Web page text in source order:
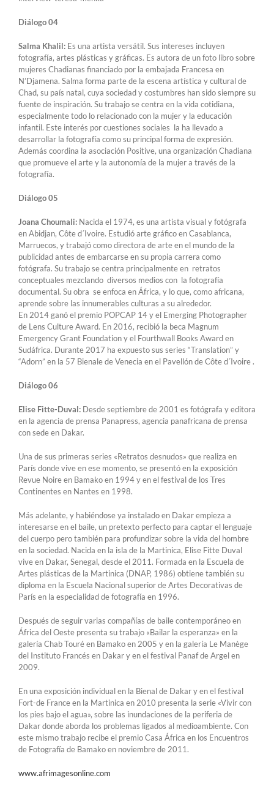
Diálogo 04
Salma Khalil: Es una artista versátil. Sus intereses incluyen
fotografía, artes plásticas y gráficas. Es autora de un foto libro sobre
mujeres Chadianas financiado por la embajada Francesa en
N’Djamena. Salma forma parte de la escena artística y cultural de
Chad, su país natal, cuya sociedad y costumbres han sido siempre su
fuente de inspiración. Su trabajo se centra en la vida cotidiana,
especialmente todo lo relacionado con la mujer y la educación
infantil. Este interés por cuestiones sociales la ha llevado a
desarrollar la fotografía como su principal forma de expresión.
Además coordina la asociación Positive, una organización Chadiana
que promueve el arte y la autonomía de la mujer a través de la
fotografía.
Diálogo 05
Joana Choumali: Nacida el 1974, es una artista visual y fotógrafa
en Abidjan, Côte d´Ivoire. Estudió arte gráfico en Casablanca,
Marruecos, y trabajó como directora de arte en el mundo de la
publicidad antes de embarcarse en su propia carrera como
fotógrafa. Su trabajo se centra principalmente en retratos
conceptuales mezclando diversos medios con la fotografía
documental. Su obra se enfoca en África, y lo que, como africana,
aprende sobre las innumerables culturas a su alrededor.
En 2014 ganó el premio POPCAP 14 y el Emerging Photographer
de Lens Culture Award. En 2016, recibió la beca Magnum
Emergency Grant Foundation y el Fourthwall Books Award en
Sudáfrica. Durante 2017 ha expuesto sus series “Translation” y
“Adorn” en la 57 Bienale de Venecia en el Pavellón de Côte d´Ivoire .
Diálogo 06
Elise Fitte-Duval: Desde septiembre de 2001 es fotógrafa y editora
en la agencia de prensa Panapress, agencia panafricana de prensa
con sede en Dakar.
Una de sus primeras series «Retratos desnudos» que realiza en
París donde vive en ese momento, se presentó en la exposición
Revue Noire en Bamako en 1994 y en el festival de los Tres
Continentes en Nantes en 1998.
Más adelante, y habiéndose ya instalado en Dakar empieza a
interesarse en el baile, un pretexto perfecto para captar el lenguaje
del cuerpo pero también para profundizar sobre la vida del hombre
en la sociedad. Nacida en la isla de la Martinica, Elise Fitte Duval
vive en Dakar, Senegal, desde el 2011. Formada en la Escuela de
Artes plásticas de la Martinica (DNAP, 1986) obtiene también su
diploma en la Escuela Nacional superior de Artes Decorativas de
París en la especialidad de fotografía en 1996.
Después de seguir varias compañías de baile contemporáneo en
África del Oeste presenta su trabajo «Bailar la esperanza» en la
galería Chab Touré en Bamako en 2005 y en la galería Le Manège
del Instituto Francés en Dakar y en el festival Panaf de Argel en
2009.
En una exposición individual en la Bienal de Dakar y en el festival
Fort-de France en la Martinica en 2010 presenta la serie «Vivir con
los pies bajo el agua», sobre las inundaciones de la periferia de
Dakar donde aborda los problemas ligados al medioambiente. Con
este mismo trabajo recibe el premio Casa África en los Encuentros
de Fotografía de Bamako en noviembre de 2011.
www.afrimagesonline.com